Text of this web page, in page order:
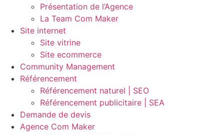
Présentation de l’Agence
La Team Com Maker
Site internet
Site vitrine
Site ecommerce
Community Management
Référencement
Référencement naturel | SEO
Référencement publicitaire | SEA
Demande de devis
Agence Com Maker